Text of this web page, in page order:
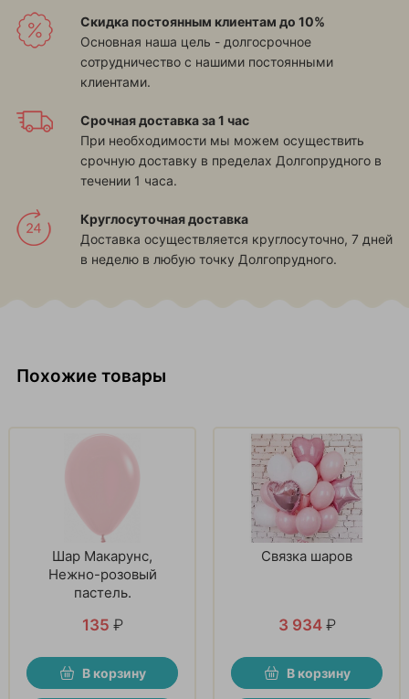
Скидка постоянным клиентам до 10%
Основная наша цель - долгосрочное
сотрудничество с нашими постоянными
клиентами.
Срочная доставка за 1 час
При необходимости мы можем осуществить
срочную доставку в пределах Долгопрудного в
течении 1 часа.
Круглосуточная доставка
Доставка осуществляется круглосуточно, 7 дней
в неделю в любую точку Долгопрудного.
Похожие товары
Шар Макарунс,
Нежно-розовый
пастель.
135 ₽
В корзину
Связка шаров
3 934 ₽
В корзину